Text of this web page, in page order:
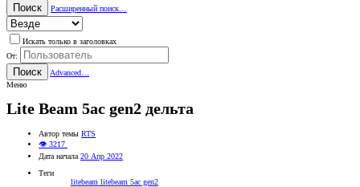
Поиск Расширенный поиск…
Искать только в заголовках
От:
Поиск
Advanced…
Меню
Lite Beam 5ac gen2 дельта
Автор темы RTS
👁 3217
Дата начала 20 Апр 2022
Теги
litebeam litebeam 5ac gen2